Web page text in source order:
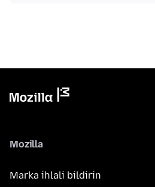
Mozilla
Marka ihlali bildirin